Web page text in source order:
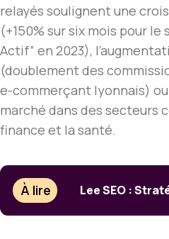
relayés soulignent une
(+150% sur six mois pour
Actif” en 2023),
(doublement des
e-commerçant lyonnais)
marché dans des secteurs
finance et la santé.
À lire Lee SEO :